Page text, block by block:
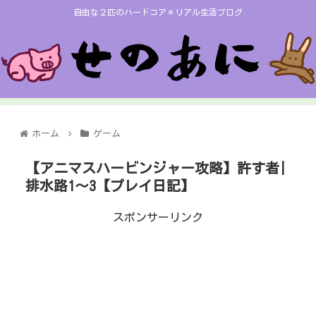
自由な２匹のハードコア＊リアル生活ブログ
ホーム ゲーム
【アニマスハービンジャー攻略】許す者|
排水路1～3【プレイ日記】
スポンサーリンク